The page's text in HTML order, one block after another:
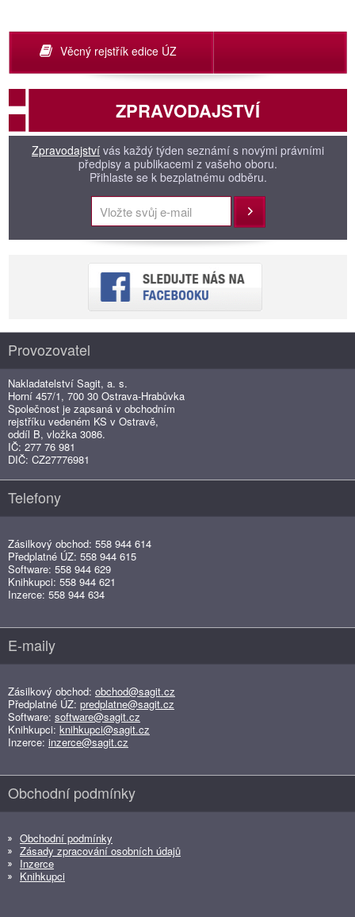
Věcný rejstřík edice ÚZ
ZPRAVODAJSTVÍ
Zpravodajství vás každý týden seznámí s novými právními
předpisy a publikacemi z vašeho oboru.
Přihlaste se k bezplatnému odběru.
Přihlásit
Provozovatel
Nakladatelství Sagit, a. s.
Horní 457/1, 700 30 Ostrava-Hrabůvka
Společnost je zapsaná v obchodním
rejstříku vedeném KS v Ostravě,
oddíl B, vložka 3086.
IČ: 277 76 981
DIČ: CZ27776981
Telefony
Zásilkový obchod: 558 944 614
Předplatné ÚZ: 558 944 615
Software: 558 944 629
Knihkupci: 558 944 621
Inzerce: 558 944 634
E-maily
Zásilkový obchod: obchod@sagit.cz
Předplatné ÚZ: predplatne@sagit.cz
Software: software@sagit.cz
Knihkupci: knihkupci@sagit.cz
Inzerce: inzerce@sagit.cz
Obchodní podmínky
Obchodní podmínky
Zásady zpracování osobních údajů
Inzerce
Knihkupci